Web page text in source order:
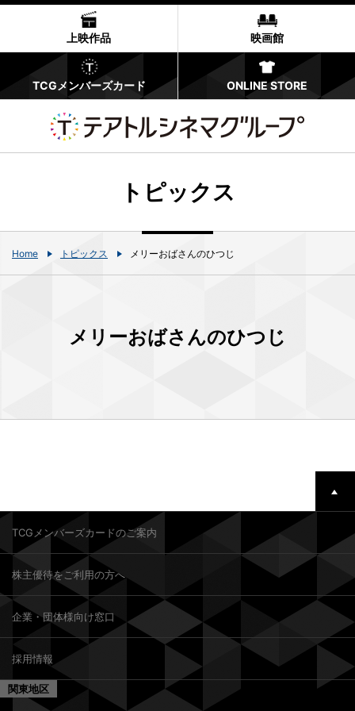
上映作品 映画館
TCGメンバーズカード ONLINE STORE
トピックス
Home トピックス メリーおばさんのひつじ
メリーおばさんのひつじ
TCGメンバーズカードのご案内
株主優待をご利用の方へ
企業・団体様向け窓口
採用情報
関東地区